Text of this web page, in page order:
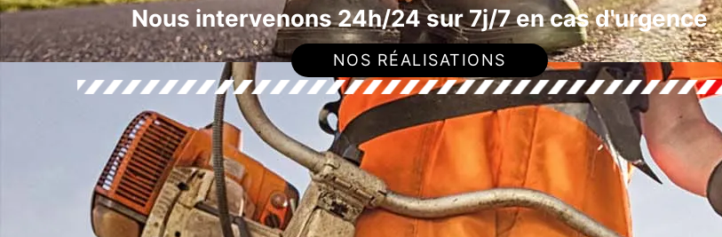
Nous intervenons 24h/24 sur 7j/7 en cas d'urgence
NOS RÉALISATIONS